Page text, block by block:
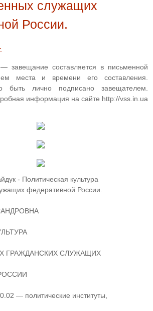
служащих
России.
завещание составляется в письменной
места и времени его составления.
быть лично подписано завещателем.
информация на сайте http://vss.in.ua
- Политическая культура
федеративной России.
ГРАЖДАНСКИХ СЛУЖАЩИХ
— политические институты,